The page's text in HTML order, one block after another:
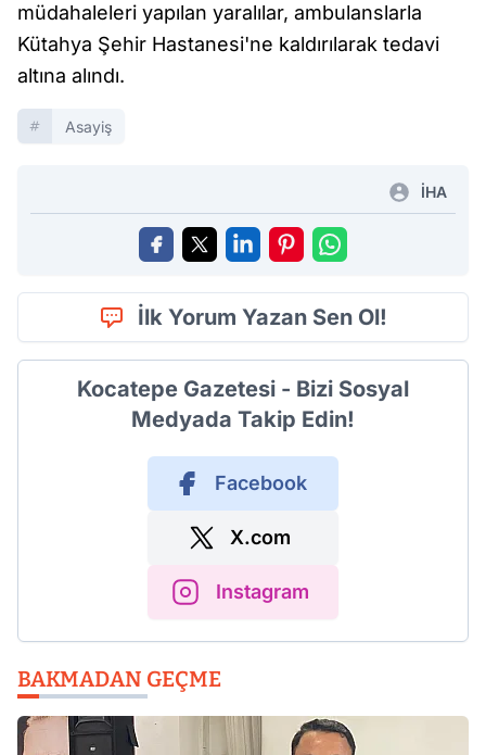
müdahaleleri yapılan yaralılar, ambulanslarla
Kütahya Şehir Hastanesi'ne kaldırılarak tedavi
altına alındı.
Asayiş
İHA
İlk Yorum Yazan Sen Ol!
Kocatepe Gazetesi - Bizi Sosyal
Medyada Takip Edin!
Facebook
X.com
Instagram
BAKMADAN GEÇME